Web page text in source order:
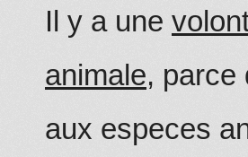
Il y a une
animale, parce
aux especes